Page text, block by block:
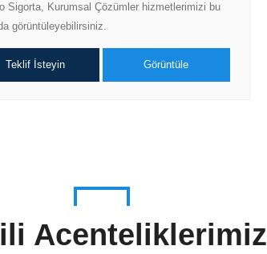
Sigorta, Kurumsal Çözümler hizmetlerimizi bu
görüntüleyebilirsiniz.
Teklif İsteyin Görüntüle
Acenteliklerimiz